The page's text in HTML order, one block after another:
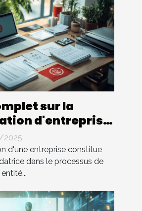
sur la
d'entreprise
2025
d'une entreprise constitue
dans le processus de